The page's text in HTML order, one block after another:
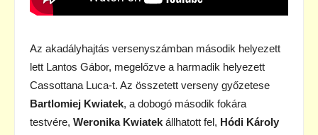
Az akadályhajtás versenyszámban második helyezett
lett Lantos Gábor, megelőzve a harmadik helyezett
Cassottana Luca-t. Az összetett verseny győzetese
Bartlomiej Kwiatek, a dobogó második fokára
testvére, Weronika Kwiatek állhatott fel, Hódi Károly